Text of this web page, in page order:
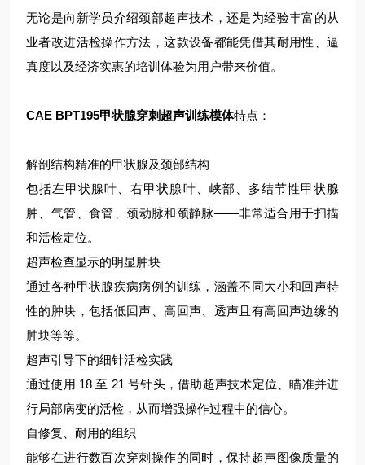
无论是向新学员介绍颈部超声技术，还是为经验丰富的从
业者改进活检操作方法，这款设备都能凭借其耐用性、逼
真度以及经济实惠的培训体验为用户带来价值。
CAE BPT195甲状腺穿刺超声训练模体特点：
解剖结构精准的甲状腺及颈部结构
包括左甲状腺叶、右甲状腺叶、峡部、多结节性甲状腺
肿、气管、食管、颈动脉和颈静脉——非常适合用于扫描
和活检定位。
超声检查显示的明显肿块
通过各种甲状腺疾病病例的训练，涵盖不同大小和回声特
性的肿块，包括低回声、高回声、透声且有高回声边缘的
肿块等等。
超声引导下的细针活检实践
通过使用 18 至 21 号针头，借助超声技术定位、瞄准并进
行局部病变的活检，从而增强操作过程中的信心。
自修复、耐用的组织
能够在进行数百次穿刺操作的同时，保持超声图像质量的